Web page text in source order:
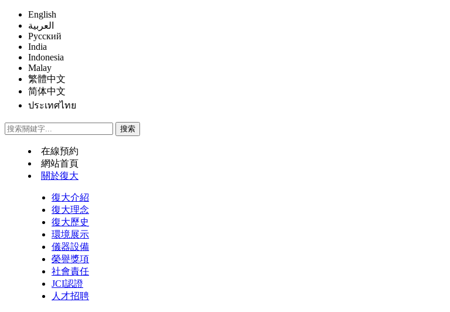
English
العربية
Русский
India
Indonesia
Malay
繁體中文
简体中文
ประเทศไทย
在線預約
網站首頁
關於復大
復大介紹
復大理念
復大歷史
環境展示
儀器設備
榮譽獎項
社會責任
JCI認證
人才招聘